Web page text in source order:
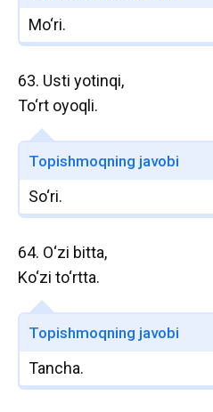
Mo‘ri.
63. Usti yotinqi,
To‘rt oyoqli.
Topishmoqning javobi
So‘ri.
64. O‘zi bitta,
Ko‘zi to‘rtta.
Topishmoqning javobi
Tancha.